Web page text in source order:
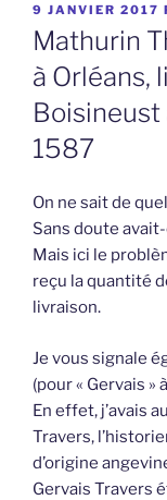
PUBLIÉ
LE
9 JANVIER 2017
Mathurin
à Orléans,
Boisineust
1587
On ne sait de
Sans doute
Mais ici le
reçu la quantité
livraison.
Je vous signale
(pour « Gervais »
En effet, j’avais
Travers,
d’origine
Gervais Travers